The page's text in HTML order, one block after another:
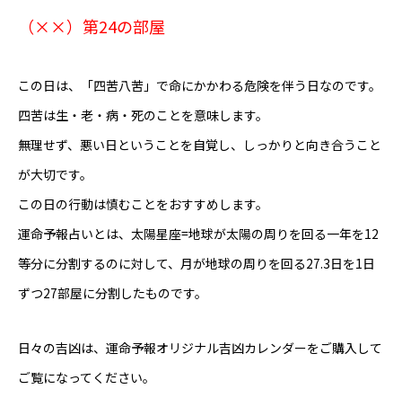
（××）第24の部屋
この日は、「四苦八苦」で命にかかわる危険を伴う日なのです。
四苦は生・老・病・死のことを意味します。
無理せず、悪い日ということを自覚し、しっかりと向き合うこと
が大切です。
この日の行動は慎むことをおすすめします。
運命予報占いとは、太陽星座=地球が太陽の周りを回る一年を12
等分に分割するのに対して、月が地球の周りを回る27.3日を1日
ずつ27部屋に分割したものです。
日々の吉凶は、運命予報オリジナル吉凶カレンダーをご購入して
ご覧になってください。